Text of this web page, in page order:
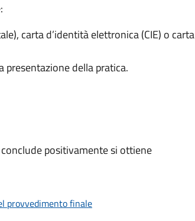
carta d’identità elettronica (CIE) o carta
della pratica.
positivamente si ottiene
provvedimento finale